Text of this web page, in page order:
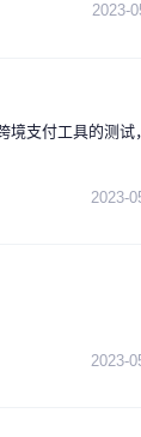
2023-
境支付工具的测试
2023-
2023-